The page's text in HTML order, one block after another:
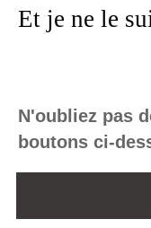
Et je ne le
N'oubliez pas
boutons ci-